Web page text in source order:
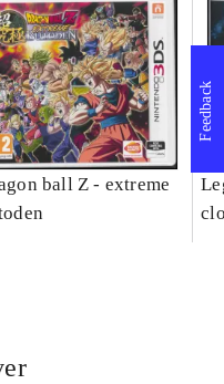
ball Z - extreme
Feedback